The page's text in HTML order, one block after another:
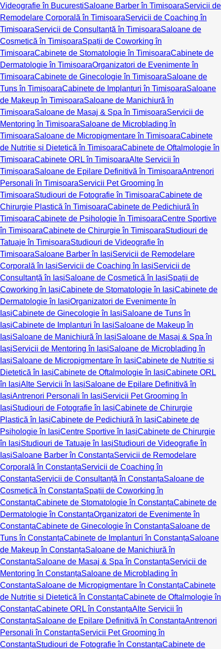
Videografie în BucureștiSaloane Barber în TimișoaraServicii de
Remodelare Corporală în TimișoaraServicii de Coaching în
TimișoaraServicii de Consultanță în TimișoaraSaloane de
Cosmetică în TimișoaraSpații de Coworking în
TimișoaraCabinete de Stomatologie în TimișoaraCabinete de
Dermatologie în TimișoaraOrganizatori de Evenimente în
TimișoaraCabinete de Ginecologie în TimișoaraSaloane de
Tuns în TimișoaraCabinete de Implanturi în TimișoaraSaloane
de Makeup în TimișoaraSaloane de Manichiură în
TimișoaraSaloane de Masaj & Spa în TimișoaraServicii de
Mentoring în TimișoaraSaloane de Microblading în
TimișoaraSaloane de Micropigmentare în TimișoaraCabinete
de Nutriție și Dietetică în TimișoaraCabinete de Oftalmologie în
TimișoaraCabinete ORL în TimișoaraAlte Servicii în
TimișoaraSaloane de Epilare Definitivă în TimișoaraAntrenori
Personali în TimișoaraServicii Pet Grooming în
TimișoaraStudiouri de Fotografie în TimișoaraCabinete de
Chirurgie Plastică în TimișoaraCabinete de Pedichiură în
TimișoaraCabinete de Psihologie în TimișoaraCentre Sportive
în TimișoaraCabinete de Chirurgie în TimișoaraStudiouri de
Tatuaje în TimișoaraStudiouri de Videografie în
TimișoaraSaloane Barber în IașiServicii de Remodelare
Corporală în IașiServicii de Coaching în IașiServicii de
Consultanță în IașiSaloane de Cosmetică în IașiSpații de
Coworking în IașiCabinete de Stomatologie în IașiCabinete de
Dermatologie în IașiOrganizatori de Evenimente în
IașiCabinete de Ginecologie în IașiSaloane de Tuns în
IașiCabinete de Implanturi în IașiSaloane de Makeup în
IașiSaloane de Manichiură în IașiSaloane de Masaj & Spa în
IașiServicii de Mentoring în IașiSaloane de Microblading în
IașiSaloane de Micropigmentare în IașiCabinete de Nutriție și
Dietetică în IașiCabinete de Oftalmologie în IașiCabinete ORL
în IașiAlte Servicii în IașiSaloane de Epilare Definitivă în
IașiAntrenori Personali în IașiServicii Pet Grooming în
IașiStudiouri de Fotografie în IașiCabinete de Chirurgie
Plastică în IașiCabinete de Pedichiură în IașiCabinete de
Psihologie în IașiCentre Sportive în IașiCabinete de Chirurgie
în IașiStudiouri de Tatuaje în IașiStudiouri de Videografie în
IașiSaloane Barber în ConstanțaServicii de Remodelare
Corporală în ConstanțaServicii de Coaching în
ConstanțaServicii de Consultanță în ConstanțaSaloane de
Cosmetică în ConstanțaSpații de Coworking în
ConstanțaCabinete de Stomatologie în ConstanțaCabinete de
Dermatologie în ConstanțaOrganizatori de Evenimente în
ConstanțaCabinete de Ginecologie în ConstanțaSaloane de
Tuns în ConstanțaCabinete de Implanturi în ConstanțaSaloane
de Makeup în ConstanțaSaloane de Manichiură în
ConstanțaSaloane de Masaj & Spa în ConstanțaServicii de
Mentoring în ConstanțaSaloane de Microblading în
ConstanțaSaloane de Micropigmentare în ConstanțaCabinete
de Nutriție și Dietetică în ConstanțaCabinete de Oftalmologie în
ConstanțaCabinete ORL în ConstanțaAlte Servicii în
ConstanțaSaloane de Epilare Definitivă în ConstanțaAntrenori
Personali în ConstanțaServicii Pet Grooming în
ConstanțaStudiouri de Fotografie în ConstanțaCabinete de